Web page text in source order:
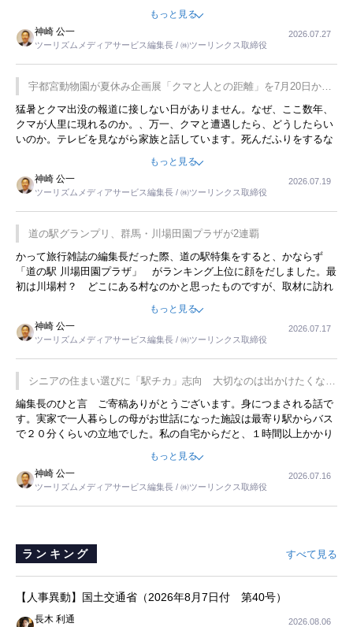
をした時は、移動はグレイハウンドバスでした。夕方から夜の便を利
用してホテル代を浮かせていました。ただし、若いからできたことで
す。若い人が夜行バスで京都に行った、青森に行ったと聞くと、疲れ
が残らないのかなと思ってしまいます。
もっと見る
神崎 公一
ツーリズムメディアサービス編集長 / ㈱ツーリンクス取締役
2026.07.27
宇都宮動物園が夏休み企画展「クマと人との距離」を7月20日から
開催
猛暑とクマ出没の報道に接しない日がありません。なぜ、ここ数年、
クマが人里に現れるのか。、万一、クマと遭遇したら、どうしたらい
いのか。テレビを見ながら家族と話しています。死んだふりをするな
んてことは、冗談でもいえません。そんな中で、この企画展はタイム
もっと見る
神崎 公一
ツーリズムメディアサービス編集長 / ㈱ツーリンクス取締役
2026.07.19
道の駅グランプリ、群馬・川場田園プラザが2連覇
かって旅行雑誌の編集長だった際、道の駅特集をすると、かならず
「道の駅 川場田園プラザ」 がランキング上位に顔をだしました。最
初は川場村？ どこにある村なのかと思ったものですが、取材に訪れ
永井 彰一社長にインタビューしたら、興味深い話が次々が飛び出しま
した。プレゼンも巧みで、今でも思い出すことが２つあります。一つ
は、従業員に東京ディズニーランドを見学させ、サービス業、接客業
の何かを理解してもらっていることです。 もう一つは1800円もする
プレミアムヨーグルトを販売するにあたり、社内に懸念もあったそう
です。永井社長は、駐車場に都内ナンバーの高級外車が停まっている
ことに目をつけ、高級商品でも売れると確信したそうです。今回の記
事を懐かしく読みました。
もっと見る
神崎 公一
ツーリズムメディアサービス編集長 / ㈱ツーリンクス取締役
2026.07.17
シニアの住まい選びに「駅チカ」志向 大切なのは出かけたくなる
暮らし
編集長のひと言 ご寄稿ありがとうございます。身につまされる話で
す。実家で一人暮らしの母がお世話になった施設は最寄り駅からバス
で２０分くらいの立地でした。私の自宅からだと、１時間以上かかり
ました。母の住まいから近いという理由で、その施設を選択したので
すが、私と妹にとっては、半日仕事ででした。シニアの住まい選び
は、当人だけではなく、世話をする家族の足の便も考えない外池ない
と思いました。
もっと見る
神崎 公一
ツーリズムメディアサービス編集長 / ㈱ツーリンクス取締役
2026.07.16
ランキング すべて見る
【人事異動】国土交通省（2026年8月7日付 第40号）
長木 利通 2026.08.06